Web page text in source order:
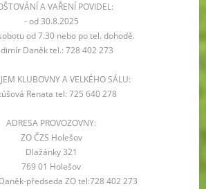
A VAŘENÍ POVIDEL:
- od 30.8.2025
od 7.30 nebo po tel. dohodě.
Daněk tel.: 728 402 273
KLUBOVNY A VELKÉHO SÁLU:
Renata tel: 725 640 278
ADRESA PROVOZOVNY:
ZO ČZS Holešov
Dlažánky 321
769 01 Holešov
předseda ZO tel:728 402 273